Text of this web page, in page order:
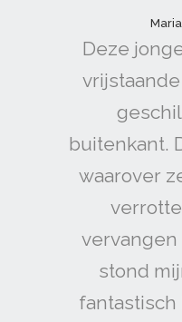
Deze
buitenkant.
waarover
vervangen
stond
fantastisch